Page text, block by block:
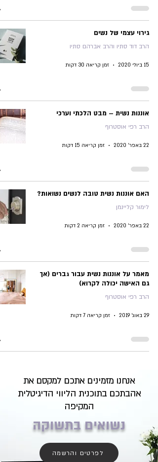
גירוי עצמי של נשים
הרב דוד סתיו והרב אברהם סתיו
15 ביולי 2020 זמן קריאה 30 דקות
אוננות נשית – מבט הלכתי וערכי
הרב רפי אוסטרוף
22 באפר׳ 2020 זמן קריאה 15 דקות
האם אוננות נשית טובה לנשים נשואות?
לימור קליינמן
22 באפר׳ 2020 זמן קריאה 2 דקות
מאמר על אוננות נשית עבור גברים (אך
גם האישה יכולה לקרוא)
הרב רפי אוסטרוף
29 באוג׳ 2019 זמן קריאה 7 דקות
אנחנו מזמינים אתכם למקסם את
אהבתכם בתוכנית הליווי הדיגיטלית
המקיפה
נשואים בתשוקה
לפרטים והרשמה